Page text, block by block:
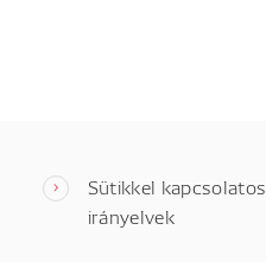
Sütikkel kapcsolatos
irányelvek